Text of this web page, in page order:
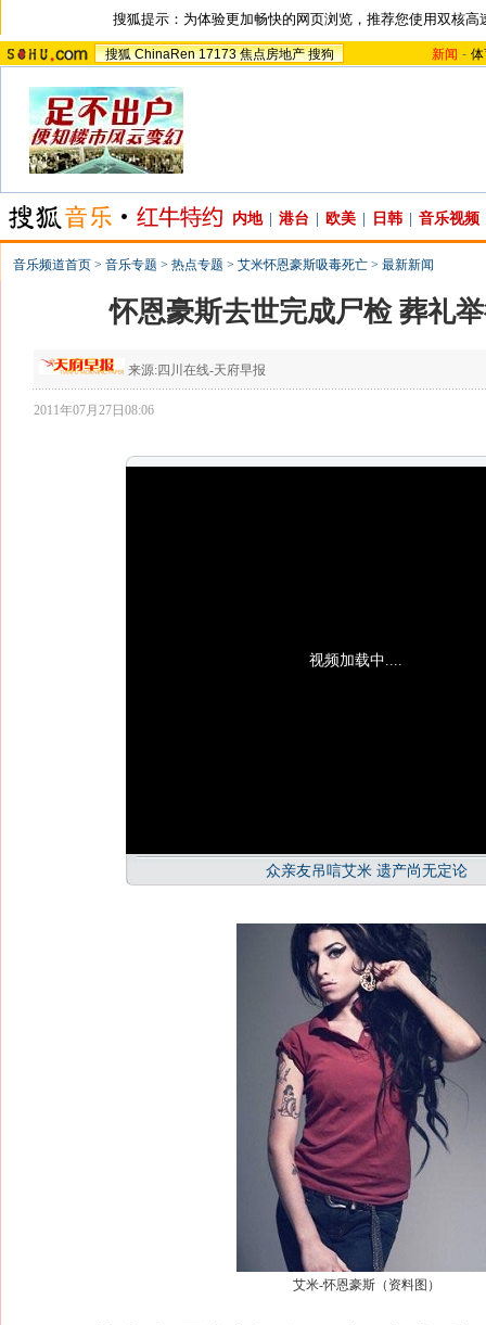
搜狐提示：为体验更加畅快的网页浏览，推荐您使用双核高
搜狐 ChinaRen 17173 焦点房地产 搜狗 新闻 -
内地 港台 欧美 日韩 音乐视频
音乐频道首页 > 音乐专题 > 热点专题 > 艾米怀恩豪斯吸毒死亡 > 最新新闻
怀恩豪斯去世完成尸检 葬礼
来源:四川在线-天府早报
2011年07月27日08:06
视频加载中....
众亲友吊唁艾米 遗产尚无定论
艾米-怀恩豪斯（资料图）